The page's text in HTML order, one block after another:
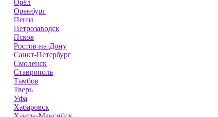
Орёл
Оренбург
Пенза
Петрозаводск
Псков
Ростов-на-Дону
Санкт-Петербург
Смоленск
Ставрополь
Тамбов
Тверь
Уфа
Хабаровск